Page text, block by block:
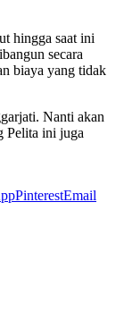
hingga saat ini
secara
biaya yang tidak
Nanti akan
Pelita ini juga
PinterestEmail